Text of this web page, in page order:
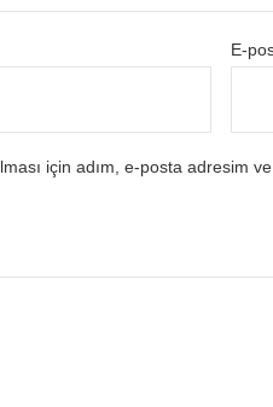
E-
için adım, e-posta adresim